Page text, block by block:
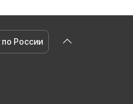
России